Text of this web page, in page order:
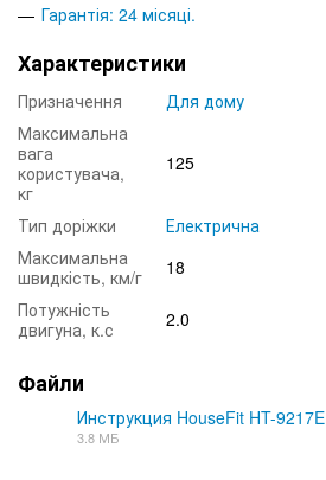
Гарантія: 24 місяці.
Характеристики
Призначення
Для дому
Максимальна
вага
користувача,
кг
125
Тип доріжки
Електрична
Максимальна
швидкість, км/г
18
Потужність
двигуна, к.с
2.0
Файли
Инструкция HouseFit HT-9217E
3.8 МБ